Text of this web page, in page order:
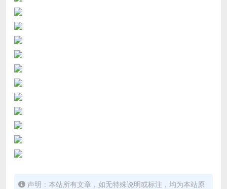
声明：本站所有文章，如无特殊说明或标注，均为本站原